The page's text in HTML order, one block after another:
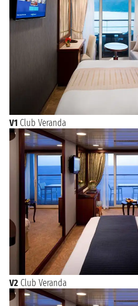
V1 Club Veranda
V2 Club Veranda